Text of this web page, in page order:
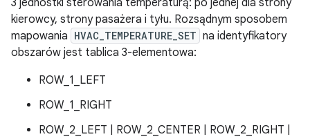
3 jednostki sterowania temperaturą: po jednej dla strony
kierowcy, strony pasażera i tyłu. Rozsądnym sposobem
mapowania HVAC_TEMPERATURE_SET na identyfikatory
obszarów jest tablica 3-elementowa:
ROW_1_LEFT
ROW_1_RIGHT
ROW_2_LEFT | ROW_2_CENTER | ROW_2_RIGHT |